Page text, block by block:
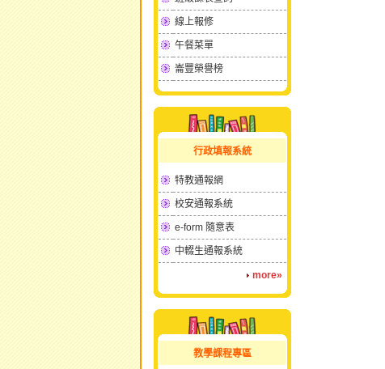
線上報修
午餐菜單
崙豐榮譽榜
行政填報系統
特教通報網
校安通報系統
e-form 隨意表
中輟生通報系統
more»
教學課程專區